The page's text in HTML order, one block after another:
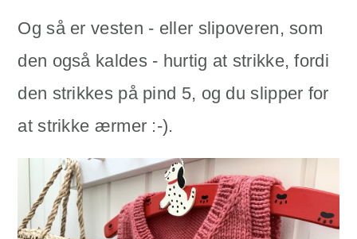
Og så er vesten - eller slipoveren, som
den også kaldes - hurtig at strikke, fordi
den strikkes på pind 5, og du slipper for
at strikke ærmer :-).